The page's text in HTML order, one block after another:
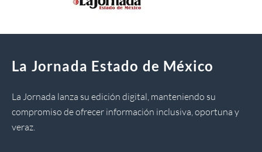
La Jornada Estado de México
La Jornada lanza su edición digital, manteniendo su
compromiso de ofrecer información inclusiva, oportuna y
veraz.